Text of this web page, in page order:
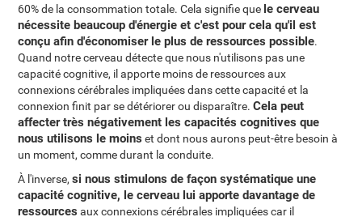
60% de la consommation totale. Cela signifie que le cerveau
nécessite beaucoup d'énergie et c'est pour cela qu'il est
conçu afin d'économiser le plus de ressources possible.
Quand notre cerveau détecte que nous n'utilisons pas une
capacité cognitive, il apporte moins de ressources aux
connexions cérébrales impliquées dans cette capacité et la
connexion finit par se détériorer ou disparaître.Cela peut
affecter très négativement les capacités cognitives que
nous utilisons le moins et dont nous aurons peut-être besoin à
un moment, comme durant la conduite.
À l'inverse,si nous stimulons de façon systématique une
capacité cognitive, le cerveau lui apporte davantage de
ressources aux connexions cérébrales impliquées car il